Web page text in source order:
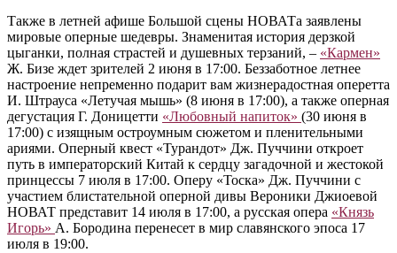
Также в летней афише Большой сцены НОВАТа заявлены
мировые оперные шедевры. Знаменитая история дерзкой
цыганки, полная страстей и душевных терзаний, ‒ «Кармен»
Ж. Бизе ждет зрителей 2 июня в 17:00. Беззаботное летнее
настроение непременно подарит вам жизнерадостная оперетта
И. Штрауса «Летучая мышь» (8 июня в 17:00), а также оперная
дегустация Г. Доницетти «Любовный напиток» (30 июня в
17:00) с изящным остроумным сюжетом и пленительными
ариями. Оперный квест «Турандот» Дж. Пуччини откроет
путь в императорский Китай к сердцу загадочной и жестокой
принцессы 7 июля в 17:00. Оперу «Тоска» Дж. Пуччини с
участием блистательной оперной дивы Вероники Джиоевой
НОВАТ представит 14 июля в 17:00, а русская опера «Князь
Игорь» А. Бородина перенесет в мир славянского эпоса 17
июля в 19:00.